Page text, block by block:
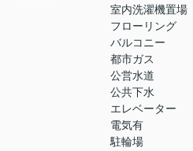
室内洗濯機置場
フローリング
バルコニー
都市ガス
公営水道
公共下水
エレベーター
電気有
駐輪場